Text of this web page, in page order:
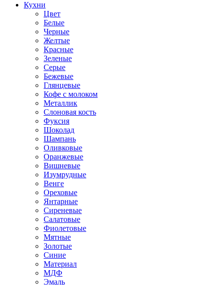
Кухни
Цвет
Белые
Черные
Желтые
Красные
Зеленые
Серые
Бежевые
Глянцевые
Кофе с молоком
Металлик
Слоновая кость
Фуксия
Шоколад
Шампань
Оливковые
Оранжевые
Вишневые
Изумрудные
Венге
Ореховые
Янтарные
Сиреневые
Салатовые
Фиолетовые
Мятные
Золотые
Синие
Материал
МДФ
Эмаль